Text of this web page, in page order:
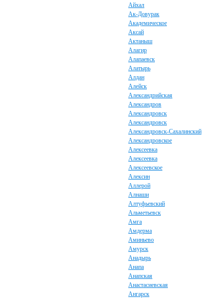
Айхал
Ак-Довурак
Академическое
Аксай
Актаныш
Алагир
Алапаевск
Алатырь
Алдан
Алейск
Александрийская
Александров
Александровск
Александровск
Александровск-Сахалинский
Александровское
Алексеевка
Алексеевка
Алексеевское
Алексин
Аллерой
Алнаши
Алтуфьевский
Альметьевск
Амга
Амдерма
Аминьево
Амурск
Анадырь
Анапа
Анапская
Анастасиевская
Ангарск